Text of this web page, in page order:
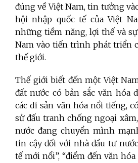
đúng về Việt Nam, tin tưởng
hội nhập quốc tế của Việt
những tiềm năng, lợi thế và
Nam vào tiến trình phát triển
thế giới.
Thế giới biết đến một Việt
đất nước có bản sắc văn hóa
các di sản văn hóa nổi tiếng,
sử đấu tranh chống ngoại
nước đang chuyển mình
tin cậy đối với nhà đầu tư
tế mới nổi”, “điểm đến văn